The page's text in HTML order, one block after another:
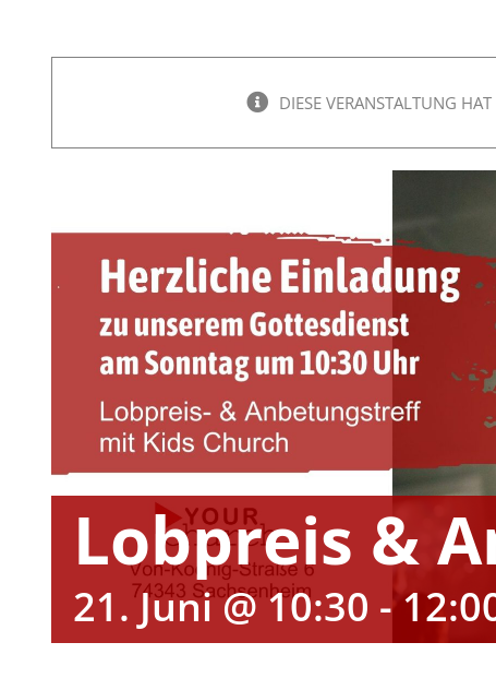
DIESE VERANSTALTUNG
Lobpreis &
21. Juni @ 10:30 -